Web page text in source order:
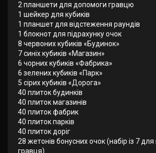
2 планшети для допомоги гравцю
1 шейкер для кубиків
1 планшет для відстеження раундів
1 блокнот для підрахунку очок
8 червоних кубиків «Будинок»
7 синіх кубиків «Магазин»
6 чорних кубиків «Фабрика»
6 зелених кубиків «Парк»
5 сірих кубиків «Дорога»
40 плиток будинків
40 плиток магазинів
40 плиток фабрик
40 плиток парків
40 плиток доріг
28 жетонів бонусних очок (набір із 7
гравця)